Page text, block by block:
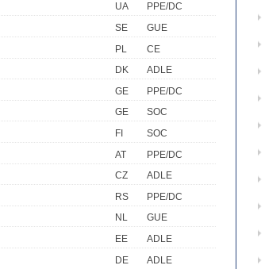
UA
PPE/DC
SE
GUE
PL
CE
DK
ADLE
GE
PPE/DC
GE
SOC
FI
SOC
AT
PPE/DC
CZ
ADLE
RS
PPE/DC
NL
GUE
EE
ADLE
DE
ADLE